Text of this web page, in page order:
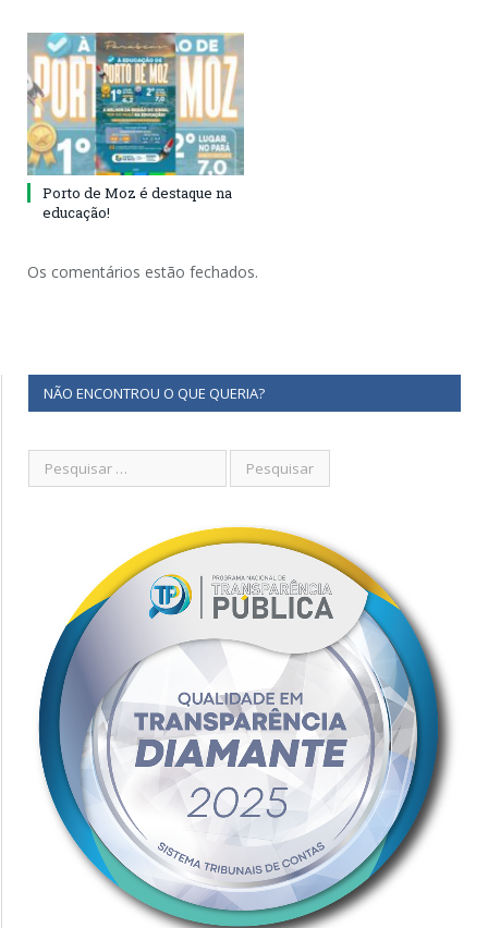
Porto de Moz é destaque na
educação!
Os comentários estão fechados.
NÃO ENCONTROU O QUE QUERIA?